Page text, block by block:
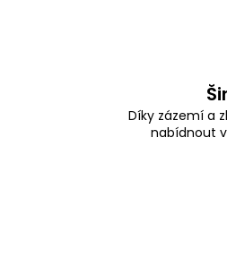
Díky zázemí a
nabídnout